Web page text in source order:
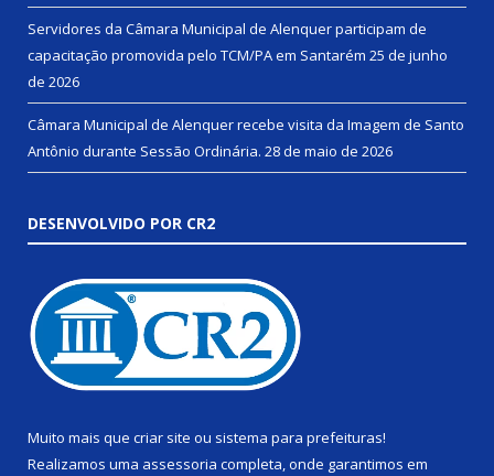
Servidores da Câmara Municipal de Alenquer participam de
capacitação promovida pelo TCM/PA em Santarém 25 de junho
de 2026
Câmara Municipal de Alenquer recebe visita da Imagem de Santo
Antônio durante Sessão Ordinária. 28 de maio de 2026
DESENVOLVIDO POR CR2
Muito mais que criar site ou sistema para prefeituras!
Realizamos uma assessoria completa, onde garantimos em